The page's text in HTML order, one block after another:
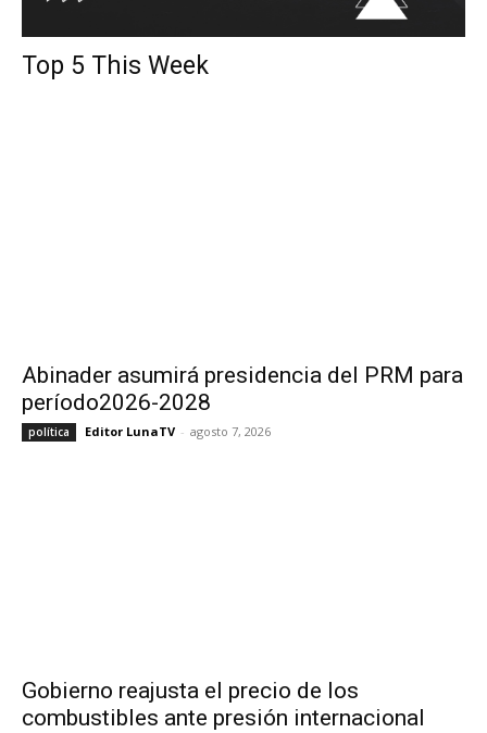
Top 5 This Week
Abinader asumirá presidencia del PRM para
período2026-2028
política Editor LunaTV - agosto 7, 2026
Gobierno reajusta el precio de los
combustibles ante presión internacional